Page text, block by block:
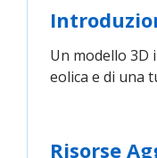
Un modello
eolica e di una
Risorse